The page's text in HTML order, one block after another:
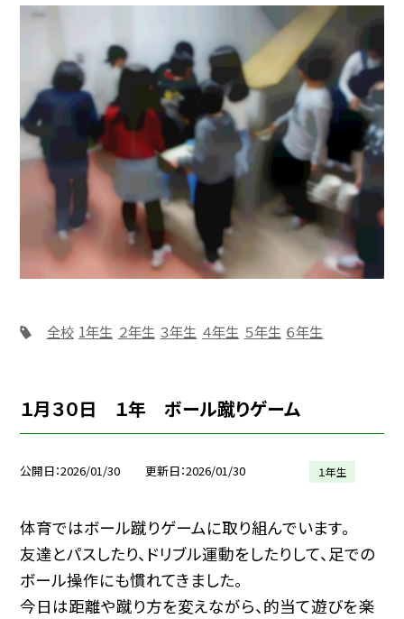
全校 1年生 ２年生 ３年生 ４年生 ５年生 ６年生
１月３０日 １年 ボール蹴りゲーム
公開日 2026/01/30 更新日 2026/01/30 １年生
体育ではボール蹴りゲームに取り組んでいます。
友達とパスしたり、ドリブル運動をしたりして、足での
ボール操作にも慣れてきました。
今日は距離や蹴り方を変えながら、的当て遊びを楽